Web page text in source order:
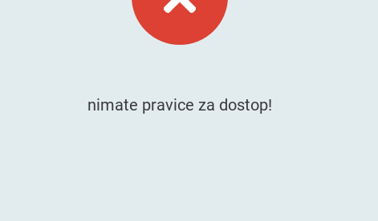
nimate pravice za dostop!